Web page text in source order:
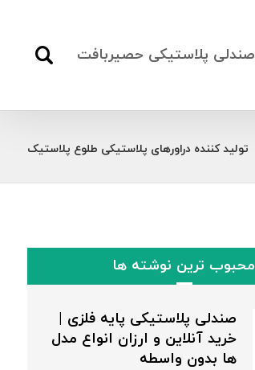
صندلی پلاستیکی حصیربافت
تولید کننده دراورهای پلاستیکی طلوع پلاستیک
محبوب ترین نوشته ها
صندلی پلاستیکی پایه فلزی |
خرید آنلاین و ارزان انواع مدل
ها بدون واسطه